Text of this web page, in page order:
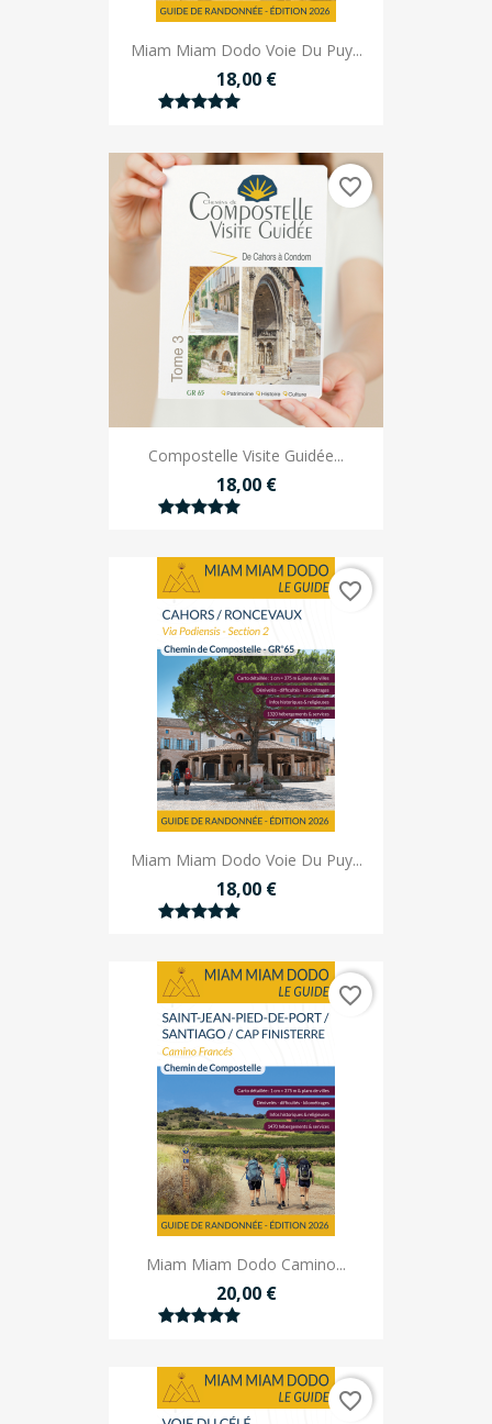
Miam Miam Dodo Voie Du Puy...
18,00 €
Compostelle Visite Guidée...
18,00 €
favorite_border
Miam Miam Dodo Voie Du Puy...
18,00 €
favorite_border
Miam Miam Dodo Camino...
20,00 €
favorite_border
favorite_border